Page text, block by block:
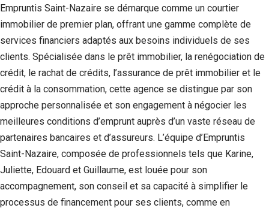
Empruntis Saint-Nazaire se démarque comme un courtier
immobilier de premier plan, offrant une gamme complète de
services financiers adaptés aux besoins individuels de ses
clients. Spécialisée dans le prêt immobilier, la renégociation de
crédit, le rachat de crédits, l’assurance de prêt immobilier et le
crédit à la consommation, cette agence se distingue par son
approche personnalisée et son engagement à négocier les
meilleures conditions d’emprunt auprès d’un vaste réseau de
partenaires bancaires et d’assureurs. L’équipe d’Empruntis
Saint-Nazaire, composée de professionnels tels que Karine,
Juliette, Edouard et Guillaume, est louée pour son
accompagnement, son conseil et sa capacité à simplifier le
processus de financement pour ses clients, comme en